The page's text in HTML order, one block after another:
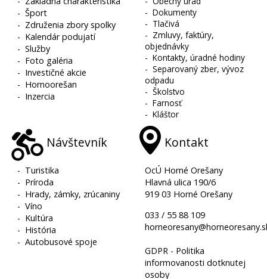
-Šport
- Združenia zbory spolky
- Kalendár podujatí
-Služby
- Foto galéria
- Investičné akcie
- Hornoorešan
- Inzercia
-Dokumenty
- Tlačivá
- Zmluvy, faktúry,
objednávky
-Kontakty, úradné hodiny
-Separovaný zber, vývoz
odpadu
-Školstvo
-Farnosť
-Kláštor
Návštevník
- Turistika
- Príroda
- Hrady, zámky, zrúcaniny
-Víno
- Kultúra
- História
-Autobusové spoje
Kontakt
OcÚ Horné Orešany
Hlavná ulica 190/6
919 03 Horné Orešany
033 / 55 88 109
GDPR - Politika
informovanosti dotknutej
osoby